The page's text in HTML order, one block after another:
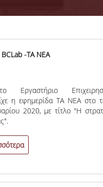
-ΤΑ ΝΕΑ
Εργαστήριο
η εφημερίδα ΤΑ ΝΕΑ στο
2020, με τίτλο "Η